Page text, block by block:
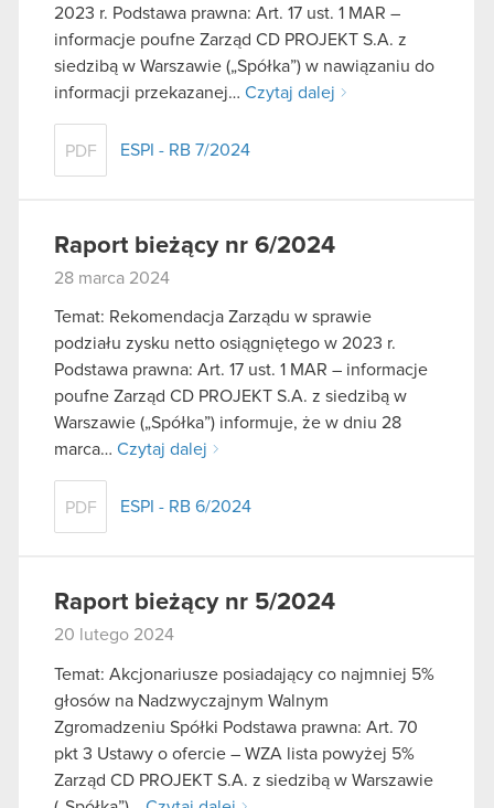
2023 r. Podstawa prawna: Art. 17 ust. 1 MAR –
informacje poufne Zarząd CD PROJEKT S.A. z
siedzibą w Warszawie („Spółka”) w nawiązaniu do
informacji przekazanej… Czytaj dalej
PDF ESPI - RB 7/2024
Raport bieżący nr 6/2024
28 marca 2024
Temat: Rekomendacja Zarządu w sprawie
podziału zysku netto osiągniętego w 2023 r.
Podstawa prawna: Art. 17 ust. 1 MAR – informacje
poufne Zarząd CD PROJEKT S.A. z siedzibą w
Warszawie („Spółka”) informuje, że w dniu 28
marca… Czytaj dalej
PDF ESPI - RB 6/2024
Raport bieżący nr 5/2024
20 lutego 2024
Temat: Akcjonariusze posiadający co najmniej 5%
głosów na Nadzwyczajnym Walnym
Zgromadzeniu Spółki Podstawa prawna: Art. 70
pkt 3 Ustawy o ofercie – WZA lista powyżej 5%
Zarząd CD PROJEKT S.A. z siedzibą w Warszawie